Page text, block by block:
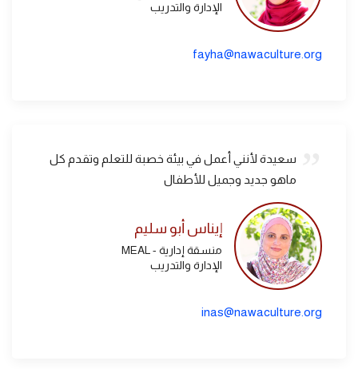
الإدارة والتدريب
fayha@nawaculture.org
سعيدة لأنني أعمل في بيئة خصبة للتعلم وتقدم كل
ماهو جديد وجميل للأطفال
إيناس أبو سليم
منسقة إدارية - MEAL
الإدارة والتدريب
inas@nawaculture.org